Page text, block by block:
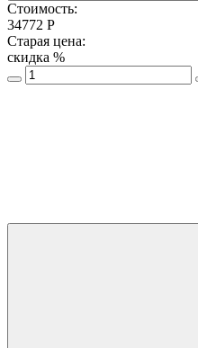
Стоимость:
34772 Р
Старая цена:
скидка %